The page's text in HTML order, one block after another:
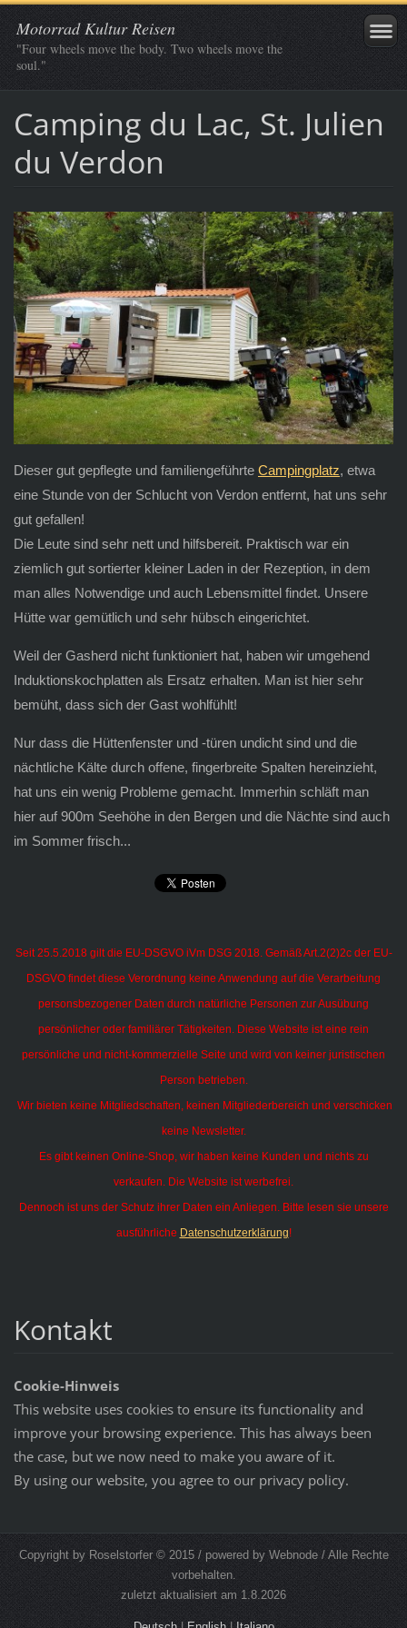
Motorrad Kultur Reisen
"Four wheels move the body. Two wheels move the
soul."
Camping du Lac, St. Julien
du Verdon
Dieser gut gepflegte und familiengeführte Campingplatz, etwa
eine Stunde von der Schlucht von Verdon entfernt, hat uns sehr
gut gefallen!
Die Leute sind sehr nett und hilfsbereit. Praktisch war ein
ziemlich gut sortierter kleiner Laden in der Rezeption, in dem
man alles Notwendige und auch Lebensmittel findet. Unsere
Hütte war gemütlich und sehr hübsch eingerichtet.
Weil der Gasherd nicht funktioniert hat, haben wir umgehend
Induktionskochplatten als Ersatz erhalten. Man ist hier sehr
bemüht, dass sich der Gast wohlfühlt!
Nur dass die Hüttenfenster und -türen undicht sind und die
nächtliche Kälte durch offene, fingerbreite Spalten hereinzieht,
hat uns ein wenig Probleme gemacht. Immerhin schläft man
hier auf 900m Seehöhe in den Bergen und die Nächte sind auch
im Sommer frisch...
Seit 25.5.2018 gilt die EU-DSGVO iVm DSG 2018. Gemäß Art.2(2)2c der EU-
DSGVO findet diese Verordnung keine Anwendung auf die Verarbeitung
personsbezogener Daten durch natürliche Personen zur Ausübung
persönlicher oder familiärer Tätigkeiten. Diese Website ist eine rein
persönliche und nicht-kommerzielle Seite und wird von keiner juristischen
Person betrieben.
Wir bieten keine Mitgliedschaften, keinen Mitgliederbereich und verschicken
keine Newsletter.
Es gibt keinen Online-Shop, wir haben keine Kunden und nichts zu
verkaufen. Die Website ist werbefrei.
Dennoch ist uns der Schutz ihrer Daten ein Anliegen. Bitte lesen sie unsere
ausführliche Datenschutzerklärung!
Kontakt
Cookie-Hinweis
This website uses cookies to ensure its functionality and
improve your browsing experience. This has always been
the case, but we now need to make you aware of it.
By using our website, you agree to our privacy policy.
Copyright by Roselstorfer © 2015 / powered by Webnode / Alle Rechte
vorbehalten.
zuletzt aktualisiert am 1.8.2026